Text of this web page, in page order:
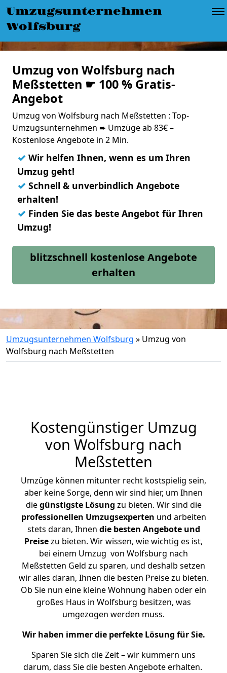
Umzugsunternehmen
Wolfsburg
Umzug von Wolfsburg nach
Meßstetten ☛ 100 % Gratis-
Angebot
Umzug von Wolfsburg nach Meßstetten : Top-
Umzugsunternehmen ➨ Umzüge ab 83€ –
Kostenlose Angebote in 2 Min.
✓ Wir helfen Ihnen, wenn es um Ihren
Umzug geht!
✓ Schnell & unverbindlich Angebote
erhalten!
✓ Finden Sie das beste Angebot für Ihren
Umzug!
blitzschnell kostenlose Angebote
erhalten
Umzugsunternehmen Wolfsburg » Umzug von
Wolfsburg nach Meßstetten
Kostengünstiger Umzug
von Wolfsburg nach
Meßstetten
Umzüge können mitunter recht kostspielig sein,
aber keine Sorge, denn wir sind hier, um Ihnen
diegünstigste Lösung zu bieten. Wir sind die
professionellen Umzugsexperten und arbeiten
stets daran, Ihnen die besten Angebote und
Preisezu bieten. Wir wissen, wie wichtig es ist,
bei einem Umzug von Wolfsburg nach
Meßstetten Geld zu sparen, und deshalb setzen
wir alles daran, Ihnen die besten Preise zu bieten.
Ob Sie nun eine kleine Wohnung haben oder ein
großes Haus in Wolfsburg besitzen, was
umgezogen werden muss.
Wir haben immer die perfekte Lösung für Sie.
Sparen Sie sich die Zeit – wir kümmern uns
darum, dass Sie die besten Angebote erhalten.